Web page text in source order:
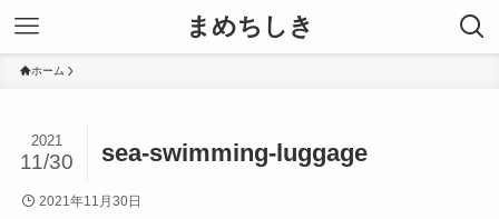
まめちしき
ホーム
sea-swimming-luggage
2021
11/30
2021年11月30日